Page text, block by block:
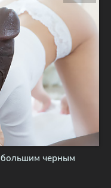
черным